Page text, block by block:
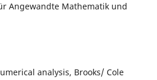
Angewandte Mathematik und
analysis, Brooks/ Cole